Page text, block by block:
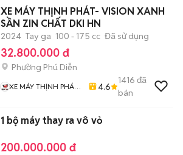
XE MÁY THỊNH PHÁT- VISION XANH
SẦN ZIN CHẤT DKI HN
2024 Tay ga 100 - 175 cc Đã sử dụng
32.800.000 đ
Phường Phú Diễn
XE MÁY THỊNH PHÁT
4.6
1416 đã
bán
1 bộ máy thay ra vô vỏ
200.000.000 đ